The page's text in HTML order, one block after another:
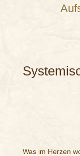
Was im Herzen